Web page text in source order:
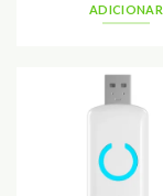
ADICIONAR